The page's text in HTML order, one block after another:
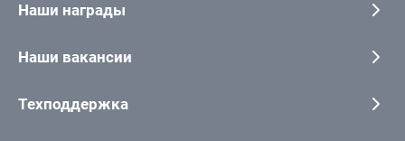
Наши награды
Наши вакансии
Техподдержка